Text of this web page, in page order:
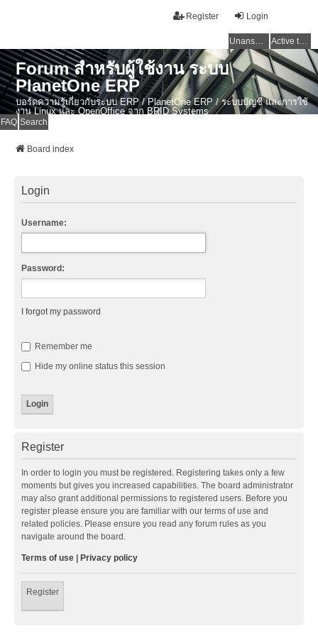
Login
Register
Unanswered topics Active topics
Forum สำหรับผู้ใช้งาน ระบบ
PlanetOne ERP
บอร์ดความรู้เกี่ยวกับระบบ ERP / PlanetOne ERP / ระบบบัญชี และการใช้
งาน Linux และ OpenOffice จาก BRID Systems
FAQ Search
Board index
Login
Username:
Password:
I forgot my password
Remember me
Hide my online status this session
Register
In order to login you must be registered. Registering takes only a few
moments but gives you increased capabilities. The board administrator
may also grant additional permissions to registered users. Before you
register please ensure you are familiar with our terms of use and
related policies. Please ensure you read any forum rules as you
navigate around the board.
Terms of use | Privacy policy
Register